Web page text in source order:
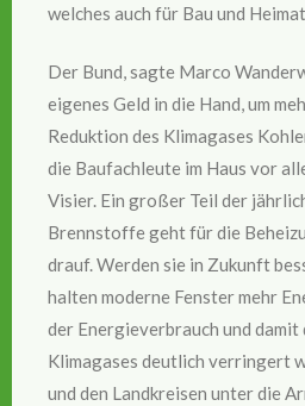
welches auch für Bau und
Der Bund, sagte Marco
eigenes Geld in die Hand, um
Reduktion des Klimagases
die Baufachleute im Haus vor
Visier. Ein großer Teil der
Brennstoffe geht für die
drauf. Werden sie in Zukunft
halten moderne Fenster mehr
der Energieverbrauch und damit
Klimagases deutlich verringert
und den Landkreisen unter die